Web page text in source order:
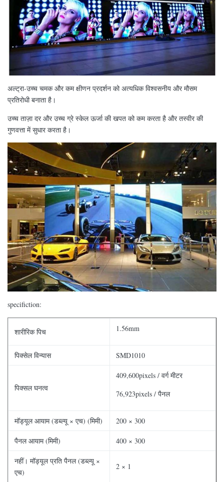
अल्ट्रा-उच्च चमक और कम क्षीणन प्रदर्शन को अत्यधिक विश्वसनीय और मौसम
प्रतिरोधी बनाता है।
उच्च ताज़ा दर और उच्च ग्रे स्केल ऊर्जा की खपत को कम करता है और तस्वीर की
गुणवत्ता में सुधार करता है।
specifiction:
शारीरिक पिच 1.56mm
पिक्सेल विन्यास SMD1010
पिक्सल घनत्व
409,600pixels / वर्ग मीटर
76,923pixels / पैनल
मॉड्यूल आयाम (डब्ल्यू × एच) (मिमी) 200 × 300
पैनल आयाम (मिमी) 400 × 300
नहीं। मॉड्यूल प्रति पैनल (डब्ल्यू ×
एच)
2 × 1